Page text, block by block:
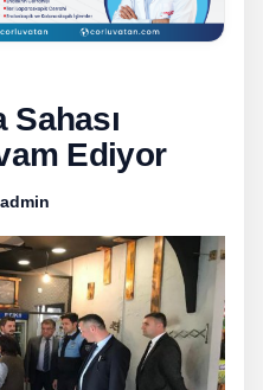
Sahası
Ediyor
admin